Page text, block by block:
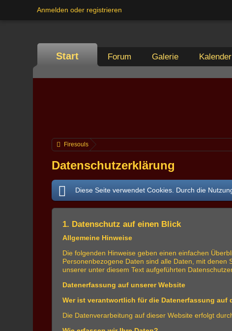
Anmelden oder registrieren
Start Forum Galerie Kalender
Firesouls
Datenschutzerklärung
Diese Seite verwendet Cookies. Durch die
1. Datenschutz auf einen Blick
Allgemeine Hinweise
Die folgenden Hinweise geben einen einfachen
Personenbezogene Daten sind alle Daten, mit
unserer unter diesem Text aufgeführten
Datenerfassung auf unserer Website
Wer ist verantwortlich für die Datenerfassung auf
Die Datenverarbeitung auf dieser Website erfolgt